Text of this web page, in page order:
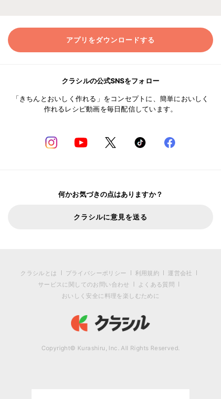
アプリをダウンロードする
クラシルの公式SNSをフォロー
「きちんとおいしく作れる」をコンセプトに、簡単においしく
作れるレシピ動画を毎日配信しています。
何かお気づきの点はありますか？
クラシルに意見を送る
クラシルとは プライバシーポリシー 利用規約
運営会社
サービスに関してのお問い合わせ
よくある質問
おいしく安全に料理を楽しむために
Copyright© Kurashiru, Inc. All Rights Reserved.